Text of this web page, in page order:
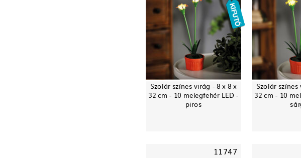
Szolár színes virág - 8 x 8 x
32 cm - 10 melegfehér LED -
piros
Szolár színes
32 cm - 10
11747